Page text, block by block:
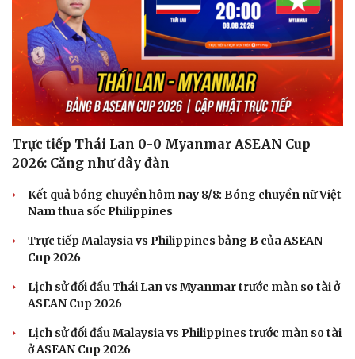
Dinh dưỡng - món ngon
Trực tiếp Thái Lan 0-0 Myanmar ASEAN Cup
2026: Căng như dây đàn
Kết quả bóng chuyền hôm nay 8/8: Bóng chuyền nữ Việt
Nam thua sốc Philippines
Trực tiếp Malaysia vs Philippines bảng B của ASEAN
Cup 2026
Lịch sử đối đầu Thái Lan vs Myanmar trước màn so tài ở
ASEAN Cup 2026
Lịch sử đối đầu Malaysia vs Philippines trước màn so tài
ở ASEAN Cup 2026